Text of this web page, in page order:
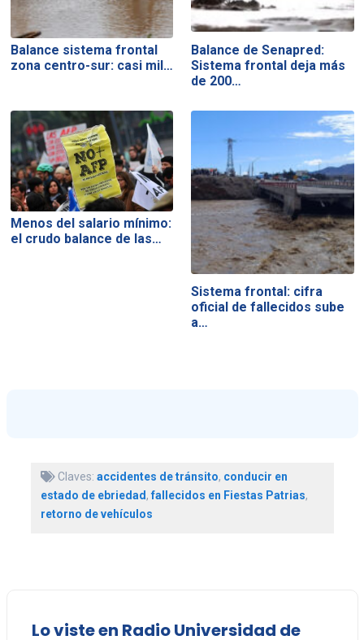
Balance sistema frontal
zona centro-sur: casi mil…
Balance de Senapred:
Sistema frontal deja más
de 200…
Menos del salario mínimo:
el crudo balance de las…
Sistema frontal: cifra
oficial de fallecidos sube
a…
Claves: accidentes de tránsito, conducir en
estado de ebriedad,fallecidos en Fiestas Patrias,
retorno de vehículos
Lo viste en Radio Universidad de